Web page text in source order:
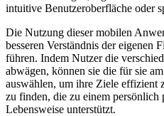
intuitive Benutzeroberfläche oder
Die Nutzung dieser mobilen
besseren Verständnis der eigenen
führen. Indem Nutzer die
abwägen, können sie die für sie
auswählen, um ihre Ziele effizient
zu finden, die zu einem persönlich
Lebensweise unterstützt.